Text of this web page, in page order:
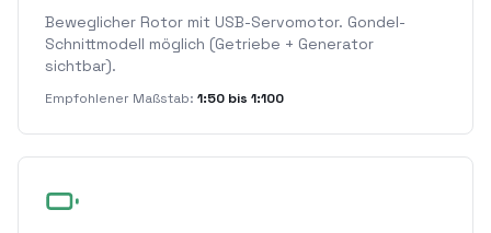
Beweglicher Rotor mit USB-Servomotor. Gondel-
Schnittmodell möglich (Getriebe + Generator
sichtbar).
Empfohlener Maßstab: 1:50 bis 1:100